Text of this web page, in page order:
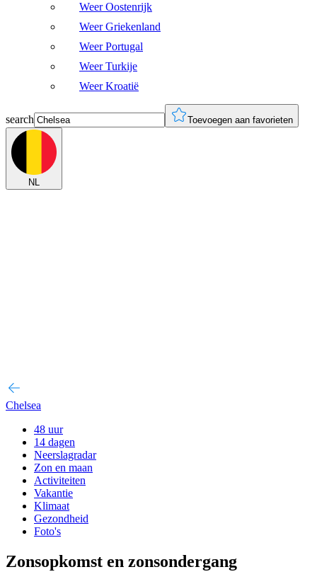
Weer Oostenrijk
Weer Griekenland
Weer Portugal
Weer Turkije
Weer Kroatië
search Toevoegen aan favorieten
NL
Chelsea
48 uur
14 dagen
Neerslagradar
Zon en maan
Activiteiten
Vakantie
Klimaat
Gezondheid
Foto's
Zonsopkomst en zonsondergang